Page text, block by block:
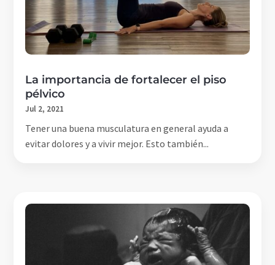
La importancia de fortalecer el piso
pélvico
Jul 2, 2021
Tener una buena musculatura en general ayuda a
evitar dolores y a vivir mejor. Esto también...